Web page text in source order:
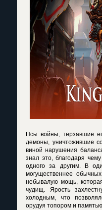
Псы войны, терзавшие
демоны, уничтожившие
виной нарушения
знал это, благодаря
одного за другим. В
могущественнее
небывалую мощь,
чудищ. Ярость
холодным, что
орудуя топором и